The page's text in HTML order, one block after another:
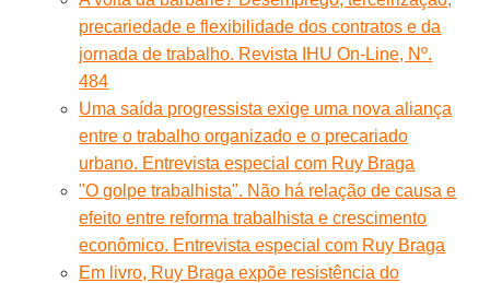
precariedade e flexibilidade dos contratos e da
jornada de trabalho. Revista IHU On-Line, Nº.
484
Uma saída progressista exige uma nova aliança
entre o trabalho organizado e o precariado
urbano. Entrevista especial com Ruy Braga
"O golpe trabalhista". Não há relação de causa e
efeito entre reforma trabalhista e crescimento
econômico. Entrevista especial com Ruy Braga
Em livro, Ruy Braga expõe resistência do